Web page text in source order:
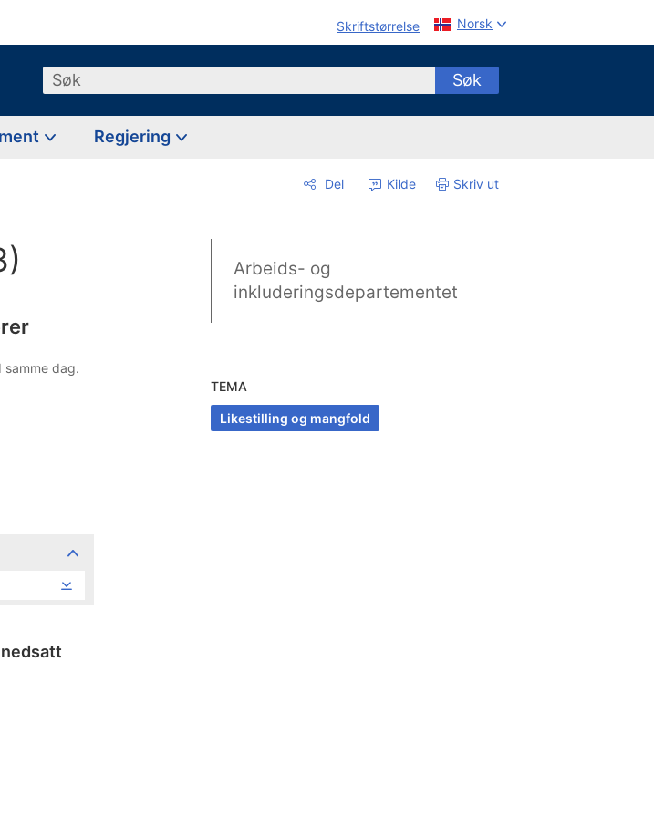
Skriftstørrelse Norsk
Søk Søk
Regjering
Del Kilde Skriv ut
dag.
Arbeids- og
inkluderingsdepartementet
TEMA
Likestilling og mangfold